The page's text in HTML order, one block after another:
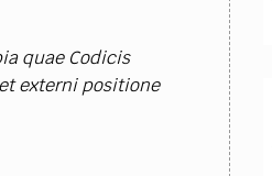
quae Codicis
externi positione